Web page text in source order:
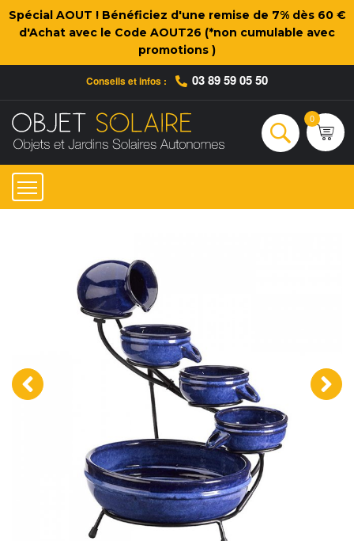
Spécial AOUT ! Bénéficiez d'une remise de 7% dès 60 €
d'Achat avec le Code AOUT26 (*non cumulable avec
promotions )
Conseils et infos : 03 89 59 05 50
Rechercher
0
‹ ›